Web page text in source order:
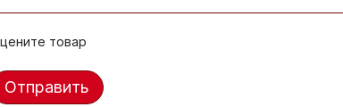
товар
Отправить